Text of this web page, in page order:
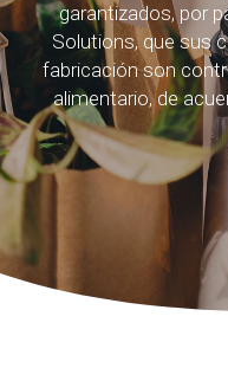
garantizados, por
Solutions, que sus
fabricación son
alimentario, de